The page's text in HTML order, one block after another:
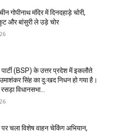
गोपीनाथ मंदिर में दिनदहाड़े चोरी,
और बांसुरी ले उड़े चोर
(BSP) के उत्तर प्रदेश में इकलौते
सिंह का दुःखद निधन हो गया है।
विधानसभा...
चला विशेष वाहन चेकिंग अभियान,